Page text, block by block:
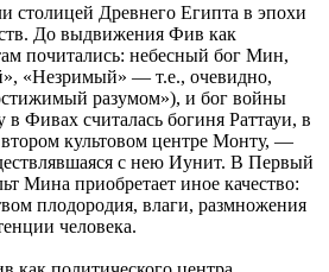
столицей Древнего Египта в эпохи
До выдвижения Фив как
почитались: небесный бог Мин,
«Незримый» — т.е., очевидно,
разумом»), и бог войны
Фивах считалась богиня Раттауи, в
культовом центре Монту, —
с нею Иунит. В Первый
Мина приобретает иное качество:
плодородия, влаги, размножения
человека.